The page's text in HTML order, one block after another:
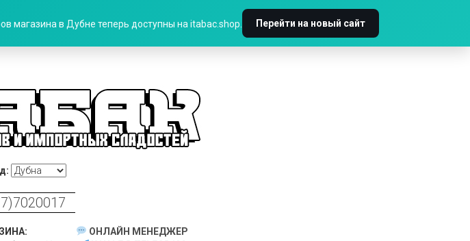
магазина в Дубне теперь доступны на itabac.shop. Перейти на новый сайт
ОНЛАЙН МЕНЕДЖЕР